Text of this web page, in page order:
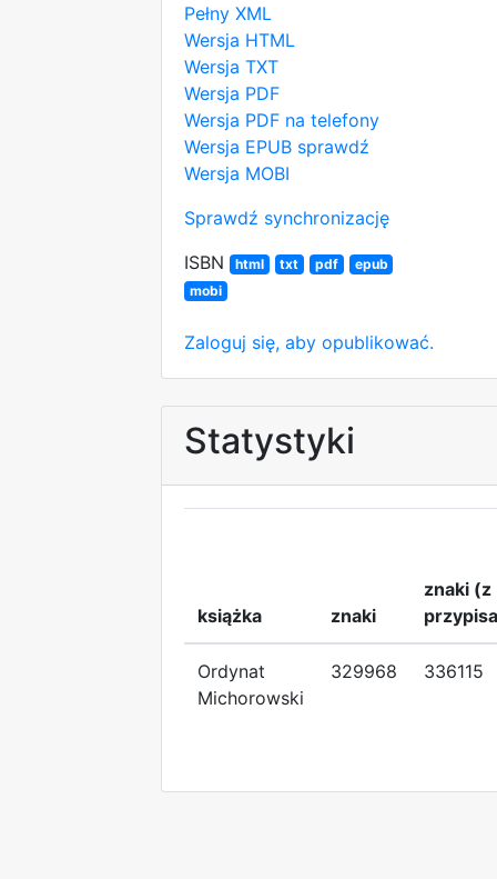
Pełny XML
Wersja HTML
Wersja TXT
Wersja PDF
Wersja PDF na telefony
Wersja EPUB sprawdź
Wersja MOBI
Sprawdź synchronizację
ISBN
html txt pdf
epub
mobi
Zaloguj się, aby opublikować.
Statystyki
książka znaki
znaki (z
Ordynat
Michorowski
329968 336115